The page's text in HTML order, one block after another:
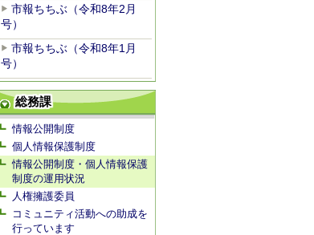
市報ちちぶ（令和8年2月
号）
市報ちちぶ（令和8年1月
号）
総務課
情報公開制度
個人情報保護制度
情報公開制度・個人情報保護
制度の運用状況
人権擁護委員
コミュニティ活動への助成を
行っています